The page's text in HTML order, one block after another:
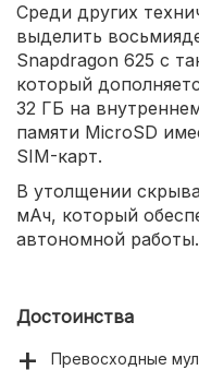
Среди других
выделить
Snapdragon 625 с
который
32 ГБ на
памяти MicroSD
SIM-карт.
В утолщении
мАч, который
автономной работы.
Достоинства
Превосходные